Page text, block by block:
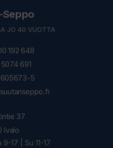
JO 40 VUOTTA
192 648
691
5
37
Ivalo
17 | Su 11-17